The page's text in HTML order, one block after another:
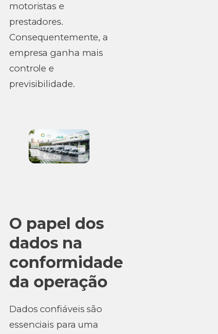
motoristas e
prestadores.
Consequentemente, a
empresa ganha mais
controle e
previsibilidade.
O papel dos
dados na
conformidade
da operação
Dados confiáveis são
essenciais para uma